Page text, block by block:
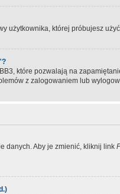
użytkownika, której próbujesz
które pozwalają na
z zalogowaniem lub
danych. Aby je zmienić, kliknij link